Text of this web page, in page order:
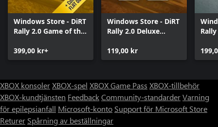
Windows Store - DiRT
Rally 2.0 Game of the
399,00 kr+
Windows Store - DiRT
Rally 2.0 Deluxe
(Seasons 3 and 4)
119,00 kr
XBOX konsolerXBOX-spel XBOX Game Pass XBOX-tillbehör
XBOX-kundtjänsten FeedbackCommunity-standarderVarning
för epilepsianfall Microsoft-konto Support för Microsoft Store
Returer Spårning av beställningar